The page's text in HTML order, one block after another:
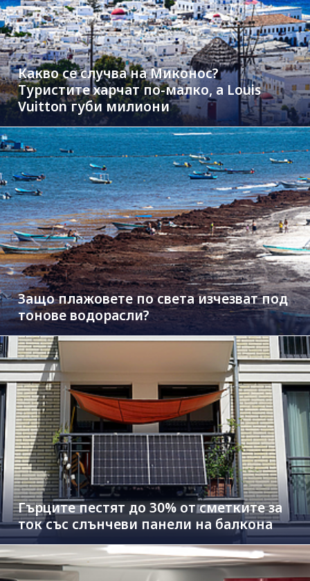
Какво се случва на Миконос?
Туристите харчат по-малко, а Louis
Vuitton губи милиони
Защо плажовете по света изчезват под
тонове водорасли?
Гърците пестят до 30% от сметките за
ток със слънчеви панели на балкона